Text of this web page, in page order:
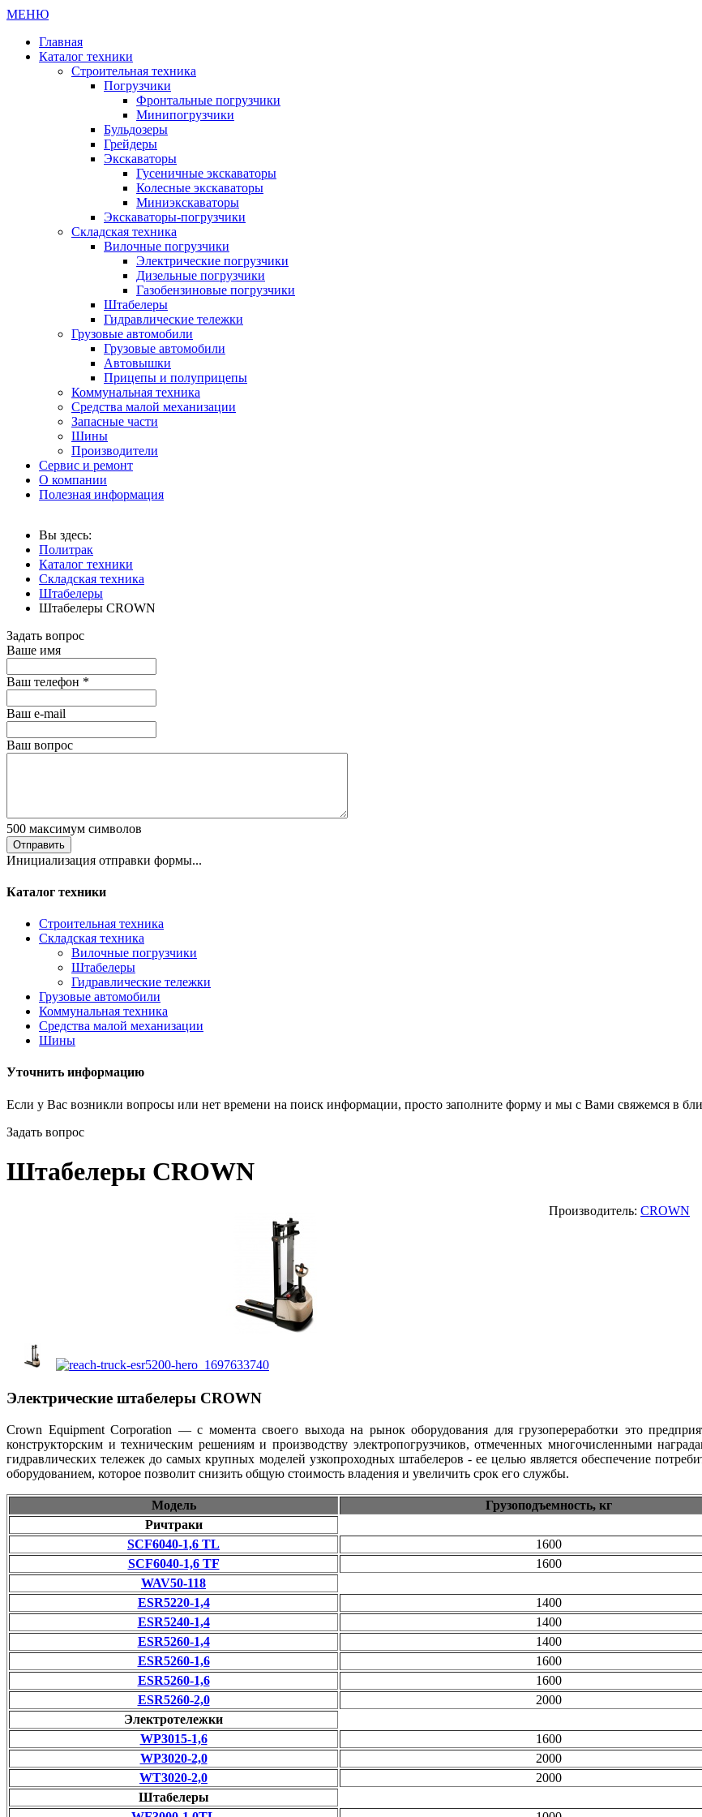
МЕНЮ
Главная
Каталог техники
Строительная техника
Погрузчики
Фронтальные погрузчики
Минипогрузчики
Бульдозеры
Грейдеры
Экскаваторы
Гусеничные экскаваторы
Колесные экскаваторы
Миниэкскаваторы
Экскаваторы-погрузчики
Складская техника
Вилочные погрузчики
Электрические погрузчики
Дизельные погрузчики
Газобензиновые погрузчики
Штабелеры
Гидравлические тележки
Грузовые автомобили
Грузовые автомобили
Автовышки
Прицепы и полуприцепы
Коммунальная техника
Средства малой механизации
Запасные части
Шины
Производители
Сервис и ремонт
О компании
Полезная информация
Вы здесь:
Политрак
Каталог техники
Складская техника
Штабелеры
Штабелеры CROWN
Задать вопрос
Ваше имя
Ваш телефон *
Ваш е-mail
Ваш вопрос
500 максимум символов
Отправить
Инициализация отправки формы...
Каталог техники
Строительная техника
Складская техника
Вилочные погрузчики
Штабелеры
Гидравлические тележки
Грузовые автомобили
Коммунальная техника
Средства малой механизации
Шины
Уточнить информацию
Если у Вас возникли вопросы или нет времени на поиск информации, просто заполните форму и мы с Вами свяжемся в
Задать вопрос
Штабелеры CROWN
Производитель: CROWN
Электрические штабелеры CROWN
Crown Equipment Corporation — с момента своего выхода на рынок оборудования для грузопереработки это
конструкторским и техническим решениям и производству электропогрузчиков, отмеченных многочисленными
гидравлических тележек до самых крупных моделей узкопроходных штабелеров - ее целью является обеспечение
оборудованием, которое позволит снизить общую стоимость владения и увеличить срок его службы.
Модель Грузоподъемность, кг
Ричтраки
SCF6040-1,6 TL
1600
SCF6040-1,6 TF
1600
WAV50-118
ESR5220-1,4
1400
ESR5240-1,4
1400
ESR5260-1,4
1400
ESR5260-1,6
1600
ESR5260-1,6
1600
ESR5260-2,0
2000
Электротележки
WP3015-1,6
1600
WP3020-2,0
2000
WT3020-2,0
2000
Штабелеры